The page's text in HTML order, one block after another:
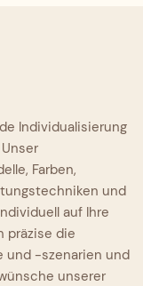
Individualisierung
Farben,
und
auf Ihre
präzise die
und -szenarien und
unserer